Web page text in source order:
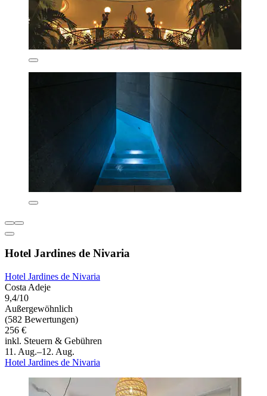
Hotel Jardines de Nivaria
Hotel Jardines de Nivaria
Costa Adeje
9,4/10
Außergewöhnlich
(582 Bewertungen)
256 €
inkl. Steuern & Gebühren
11. Aug.–12. Aug.
Hotel Jardines de Nivaria